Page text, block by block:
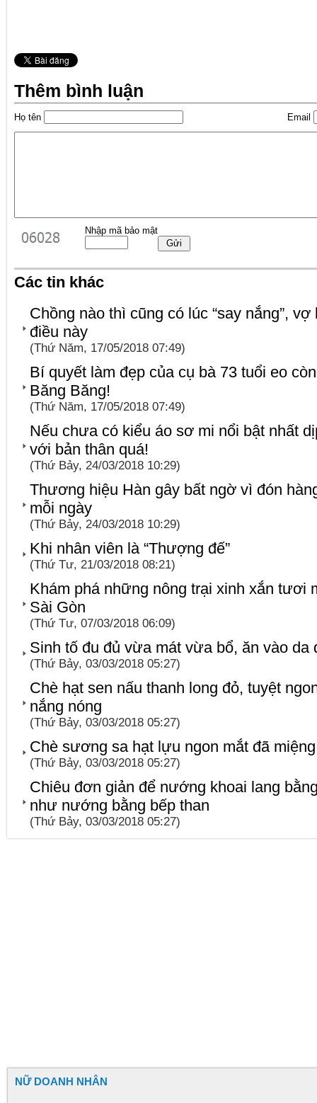
Thêm bình luận
Họ tên Email
Nhập mã bảo mật
Các tin khác
Chồng nào thì cũng có lúc “say nắng”,
điều này
(Thứ Năm, 17/05/2018 07:49)
Bí quyết làm đẹp của cụ bà 73 tuổi eo
Băng Băng!
(Thứ Năm, 17/05/2018 07:49)
Nếu chưa có kiểu áo sơ mi nổi bật nhất
với bản thân quá!
(Thứ Bảy, 24/03/2018 10:29)
Thương hiệu Hàn gây bất ngờ vì đón
mỗi ngày
(Thứ Bảy, 24/03/2018 10:29)
Khi nhân viên là “Thượng đế”
(Thứ Tư, 21/03/2018 08:21)
Khám phá những nông trại xinh xắn tươi
Sài Gòn
(Thứ Tư, 07/03/2018 06:09)
Sinh tố đu đủ vừa mát vừa bổ, ăn vào da
(Thứ Bảy, 03/03/2018 05:27)
Chè hạt sen nấu thanh long đỏ, tuyệt
nắng nóng
(Thứ Bảy, 03/03/2018 05:27)
Chè sương sa hạt lựu ngon mắt đã
(Thứ Bảy, 03/03/2018 05:27)
Chiêu đơn giản để nướng khoai lang
như nướng bằng bếp than
(Thứ Bảy, 03/03/2018 05:27)
NỮ DOANH NHÂN